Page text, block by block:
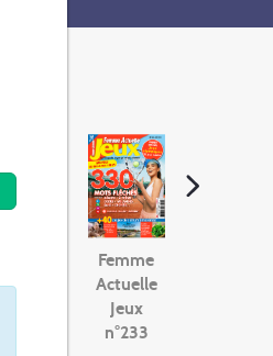
Femme
Actuelle
Jeux
n°233